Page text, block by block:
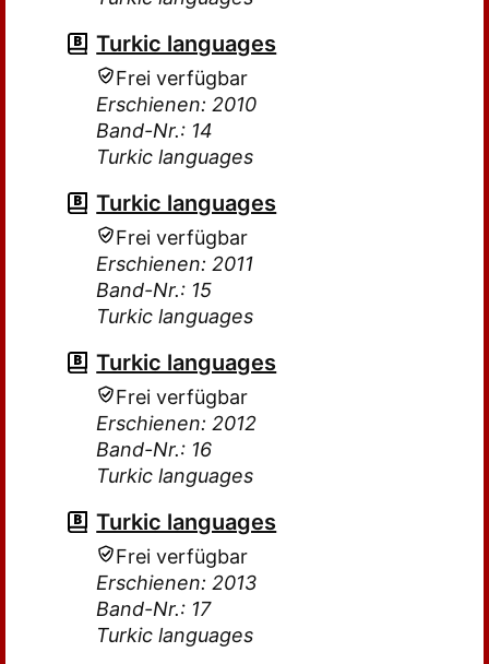
Turkic languages
Frei verfügbar
Erschienen: 2010
Band-Nr.: 14
Turkic languages
Turkic languages
Frei verfügbar
Erschienen: 2011
Band-Nr.: 15
Turkic languages
Turkic languages
Frei verfügbar
Erschienen: 2012
Band-Nr.: 16
Turkic languages
Turkic languages
Frei verfügbar
Erschienen: 2013
Band-Nr.: 17
Turkic languages